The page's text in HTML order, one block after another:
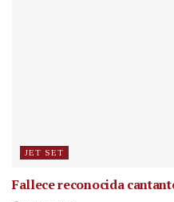
JET SET
Fallece reconocida